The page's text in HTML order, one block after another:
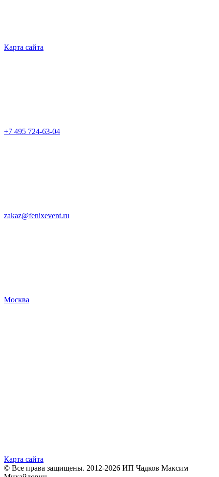
Карта сайта
+7 495 724-63-04
zakaz@fenixevent.ru
Москва
Карта сайта
© Все права защищены. 2012-2026 ИП Чадков Максим